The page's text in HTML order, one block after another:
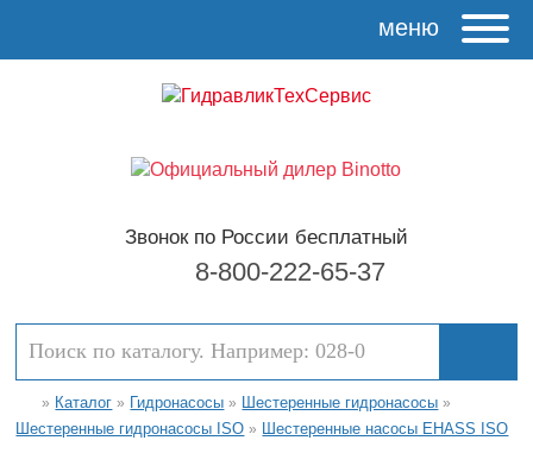
меню
Звонок по России бесплатный
8-800-222-65-37
» Каталог » Гидронасосы » Шестеренные гидронасосы »
Шестеренные гидронасосы ISO » Шестеренные насосы EHASS ISO